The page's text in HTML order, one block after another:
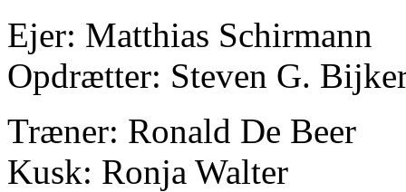
Ejer: Matthias Schirmann
Opdrætter: Steven G.
Træner: Ronald De Beer
Kusk: Ronja Walter